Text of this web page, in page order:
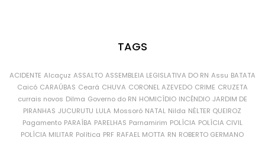
TAGS
ACIDENTE Alcaçuz ASSALTO ASSEMBLEIA LEGISLATIVA DO RN Assu BATATA
Caicó CARAÚBAS Ceará CHUVA CORONEL AZEVEDO CRIME CRUZETA
currais novos Dilma Governo do RN HOMICÍDIO INCÊNDIO JARDIM DE
PIRANHAS JUCURUTU LULA Mossoró NATAL Nilda NÉLTER QUEIROZ
Pagamento PARAÍBA PARELHAS Parnamirim POLÍCIA POLÍCIA CIVIL
POLÍCIA MILITAR Política PRF RAFAEL MOTTA RN ROBERTO GERMANO